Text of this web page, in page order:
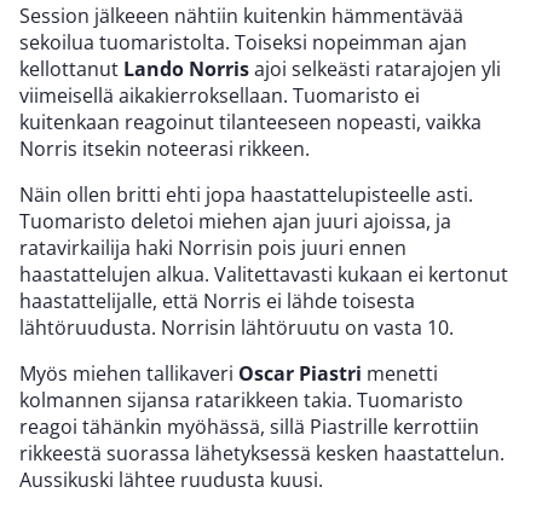
Session jälkeeen nähtiin kuitenkin hämmentävää
sekoilua tuomaristolta. Toiseksi nopeimman ajan
kellottanut Lando Norrisajoi selkeästi ratarajojen yli
viimeisellä aikakierroksellaan. Tuomaristo ei
kuitenkaan reagoinut tilanteeseen nopeasti, vaikka
Norris itsekin noteerasi rikkeen.
Näin ollen britti ehti jopa haastattelupisteelle asti.
Tuomaristo deletoi miehen ajan juuri ajoissa, ja
ratavirkailija haki Norrisin pois juuri ennen
haastattelujen alkua. Valitettavasti kukaan ei kertonut
haastattelijalle, että Norris ei lähde toisesta
lähtöruudusta. Norrisin lähtöruutu on vasta 10.
Myös miehen tallikaveri Oscar Piastri menetti
kolmannen sijansa ratarikkeen takia. Tuomaristo
reagoi tähänkin myöhässä, sillä Piastrille kerrottiin
rikkeestä suorassa lähetyksessä kesken haastattelun.
Aussikuski lähtee ruudusta kuusi.